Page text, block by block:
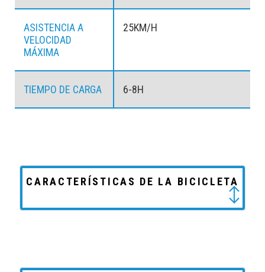
ASISTENCIA A
VELOCIDAD
MÁXIMA
25KM/H
TIEMPO DE CARGA 6-8H
CARACTERÍSTICAS DE LA BICICLETA